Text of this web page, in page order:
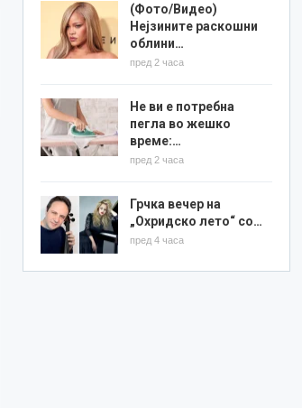
(Фото/Видео)
Нејзините раскошни
облини…
пред 2 часа
Не ви е потребна
пегла во жешко
време:…
пред 2 часа
Грчка вечер на
„Охридско лето“ со…
пред 4 часа